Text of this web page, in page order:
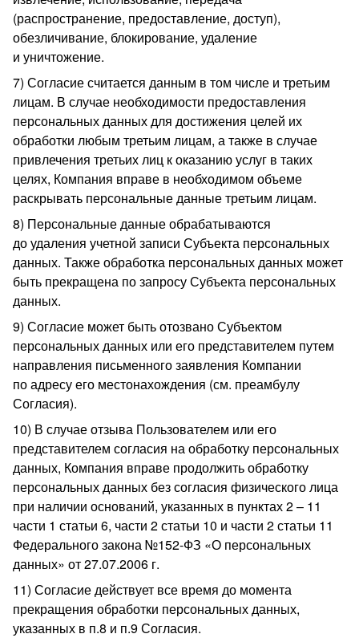
(распространение, предоставление, доступ),
обезличивание, блокирование, удаление
и уничтожение.
7) Согласие считается данным в том числе и третьим
лицам. В случае необходимости предоставления
персональных данных для достижения целей их
обработки любым третьим лицам, а также в случае
привлечения третьих лиц к оказанию услуг в таких
целях, Компания вправе в необходимом объеме
раскрывать персональные данные третьим лицам.
8) Персональные данные обрабатываются
до удаления учетной записи Субъекта персональных
данных. Также обработка персональных данных может
быть прекращена по запросу Субъекта персональных
данных.
9) Согласие может быть отозвано Субъектом
персональных данных или его представителем путем
направления письменного заявления Компании
по адресу его местонахождения (см. преамбулу
Согласия).
10) В случае отзыва Пользователем или его
представителем согласия на обработку персональных
данных, Компания вправе продолжить обработку
персональных данных без согласия физического лица
при наличии оснований, указанных в пунктах 2 – 11
части 1 статьи 6, части 2 статьи 10 и части 2 статьи 11
Федерального закона №152-ФЗ «О персональных
данных» от 27.07.2006 г.
11) Согласие действует все время до момента
прекращения обработки персональных данных,
указанных в п.8 и п.9 Согласия.